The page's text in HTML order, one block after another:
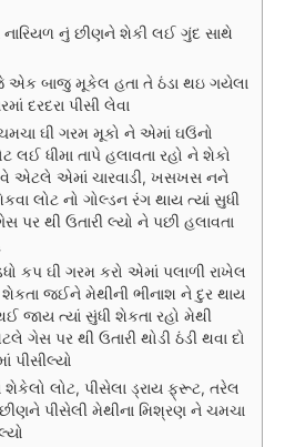
નું છીણને શેકી લઈ ગુંદ સાથે
એક બાજુ મૂકેલ હતા તે ઠંડા થઇ ગયેલા
દરદરા પીસી લેવા
ઘી ગરમ મૂકો ને એમાં ઘઉંનો
લઈ ધીમા તાપે હલાવતા રહો ને શેકો
એટલે એમાં ચારવાડી, ખસખસ નને
લોટ નો ગોલ્ડન રંગ થાય ત્યાં સુધી
પર થી ઉતારી લ્યો ને પછી હલાવતા
કપ ઘી ગરમ કરો એમાં પલાળી રાખેલ
શેકતા જઈને મેથીની ભીનાશ ને દુર થાય
જાય ત્યાં સુંધી શેકતા રહો મેથી
ગેસ પર થી ઉતારી થોડી ઠંડી થવા દો
પીસીલ્યો
લોટ, પીસેલા ડ્રાય ફ્રૂટ, તરેલ
પીસેલી મેથીના મિશ્રણ ને ચમચા